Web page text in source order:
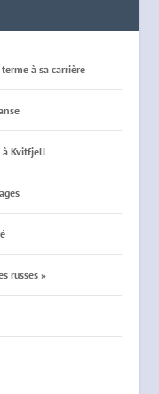
à sa carrière
à Kvitfjell
russes »